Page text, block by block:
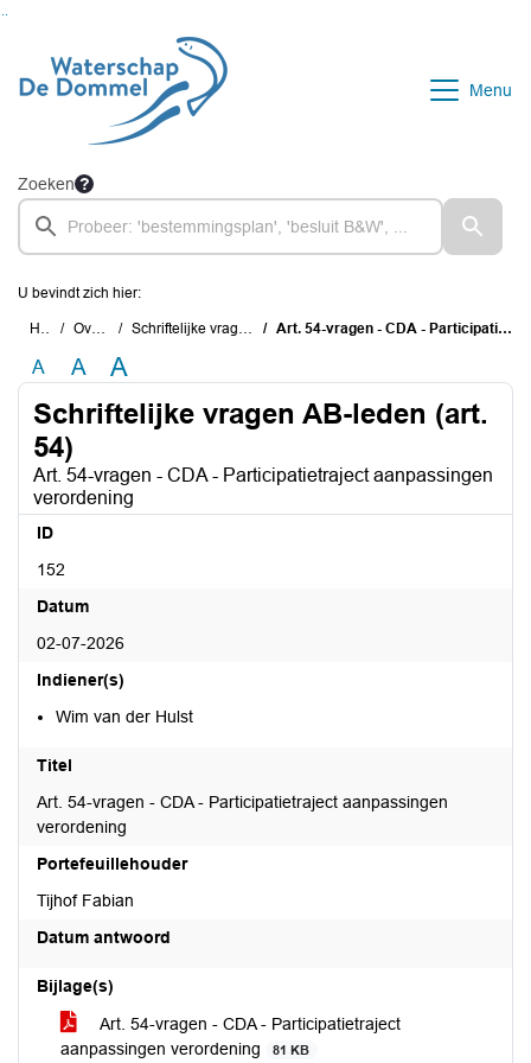
Menu
Zoeken
U bevindt zich hier:
Home Overzichten Schriftelijke vragen AB-leden (art. 54) Art. 54-vragen - CDA - Participatietraject aanpassingen verordening
A A A
Schriftelijke vragen AB-leden (art.
54)
Art. 54-vragen - CDA - Participatietraject aanpassingen
verordening
ID
152
Datum
02-07-2026
Indiener(s)
Wim van der Hulst
Titel
Art. 54-vragen - CDA - Participatietraject aanpassingen
verordening
Portefeuillehouder
Tijhof Fabian
Datum antwoord
Bijlage(s)
Art. 54-vragen - CDA - Participatietraject
aanpassingen verordening
81 KB